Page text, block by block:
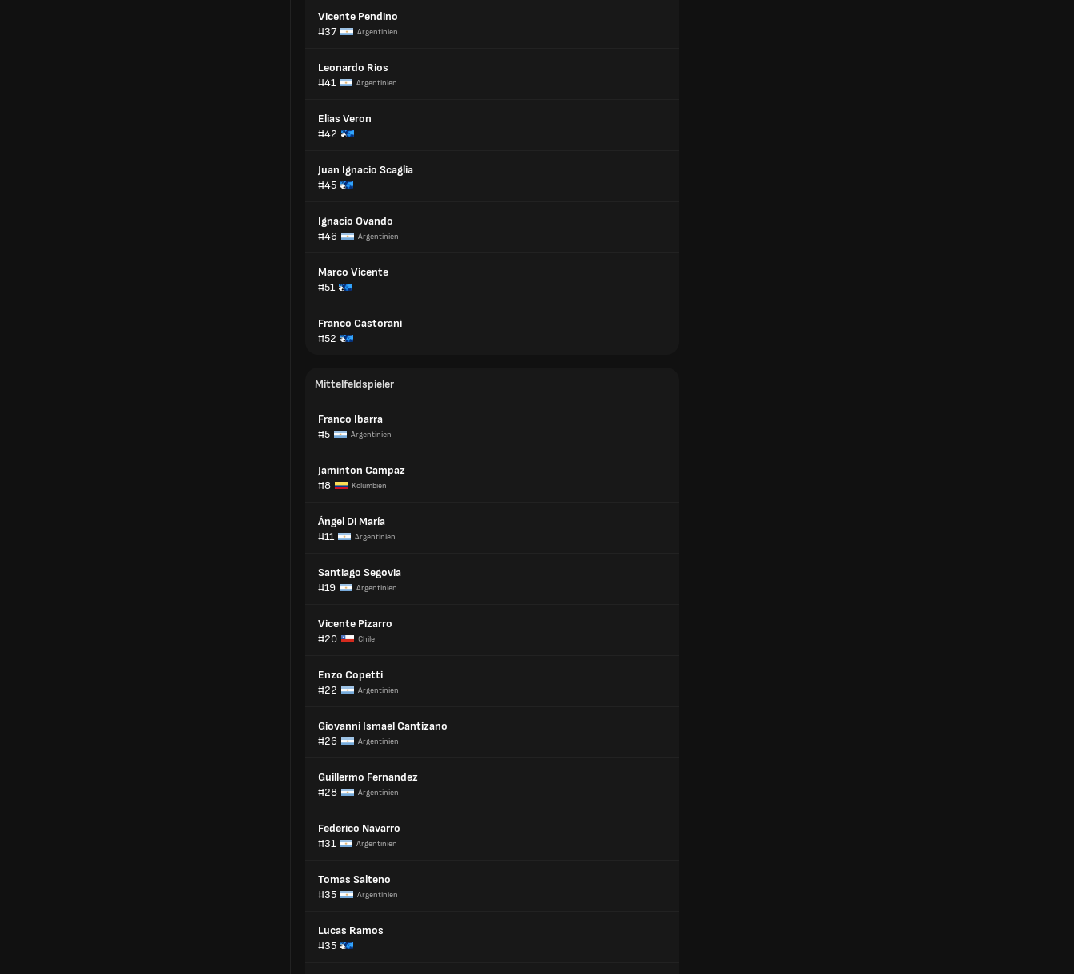
Vicente Pendino
#37
Argentinien
Leonardo Rios
#41
Argentinien
Elias Veron
#42
Juan Ignacio Scaglia
#45
Ignacio Ovando
#46
Argentinien
Marco Vicente
#51
Franco Castorani
#52
Mittelfeldspieler
Franco Ibarra
#5
Argentinien
Jaminton Campaz
#8
Kolumbien
Ángel Di María
#11
Argentinien
Santiago Segovia
#19
Argentinien
Vicente Pizarro
#20
Chile
Enzo Copetti
#22
Argentinien
Giovanni Ismael Cantizano
#26
Argentinien
Guillermo Fernandez
#28
Argentinien
Federico Navarro
#31
Argentinien
Tomas Salteno
#35
Argentinien
Lucas Ramos
#35